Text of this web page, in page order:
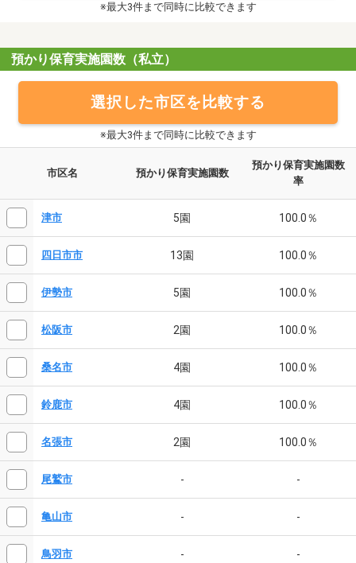
※最大3件まで同時に比較できます
預かり保育実施園数（私立）
選択した市区を比較する
※最大3件まで同時に比較できます
市区名 預かり保育実施園数
預かり保育実施園数
率
津市 5園 100.0％
四日市市 13園 100.0％
伊勢市 5園 100.0％
松阪市 2園 100.0％
桑名市 4園 100.0％
鈴鹿市 4園 100.0％
名張市 2園 100.0％
尾鷲市 - -
亀山市 - -
鳥羽市 - -